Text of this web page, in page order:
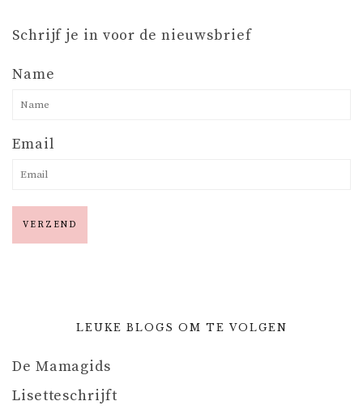
Schrijf je in voor de nieuwsbrief
Name
Email
LEUKE BLOGS OM TE VOLGEN
De Mamagids
Lisetteschrijft